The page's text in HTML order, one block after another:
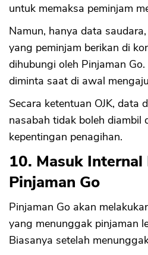
untuk memaksa peminjam
Namun, hanya data
yang peminjam berikan di
dihubungi oleh Pinjaman
diminta saat di awal
Secara ketentuan OJK, data
nasabah tidak boleh diambil
kepentingan penagihan.
10. Masuk
Pinjaman Go
Pinjaman Go akan
yang menunggak pinjaman
Biasanya setelah